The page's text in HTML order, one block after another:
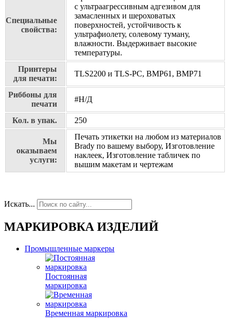
Специальные
свойства:
с ультраагрессивным адгезивом для
замасленных и шероховатых
поверхностей, устойчивость к
ультрафиолету, солевому туману,
влажности. Выдерживает высокие
температуры.
Принтеры
для печати:
TLS2200 и TLS-PC, BMP61, BMP71
Риббоны для
печати
#Н/Д
Кол. в упак. 250
Мы
оказываем
услуги:
Печать этикетки на любом из материалов
Brady по вашему выбору, Изготовление
наклеек, Изготовление табличек по
вышим макетам и чертежам
Искать...
МАРКИРОВКА ИЗДЕЛИЙ
Промышленные маркеры
Постоянная
маркировка
Временная маркировка